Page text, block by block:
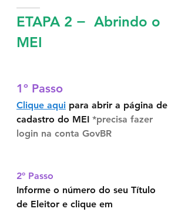
ETAPA 2 −  Abrindo o
MEI
Clique aqui para abrir a página de
cadastro do MEI *precisa fazer
login na conta GovBR
Informe o número do seu Título
de Eleitor e clique em